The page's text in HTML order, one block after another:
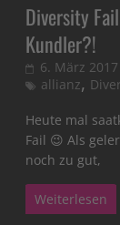
Diversity
Kundler?!
6. März 2017
allianz,
Heute mal
Fail 😉 Als
noch zu gut,
Weiterlesen